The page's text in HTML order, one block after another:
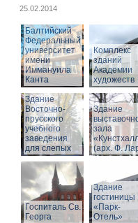
25.02.2014
Балтийский
Федеральный
университет
имени
Иммануила
Канта
Комплекс
зданий
Академии
художеств
Здание
Восточно-
прусского
учебного
заведения
для слепых
Здание
зала
(арх. Ф.
Госпиталь Св.
Георга
Здание
гостиницы
«Парк-
Отель»